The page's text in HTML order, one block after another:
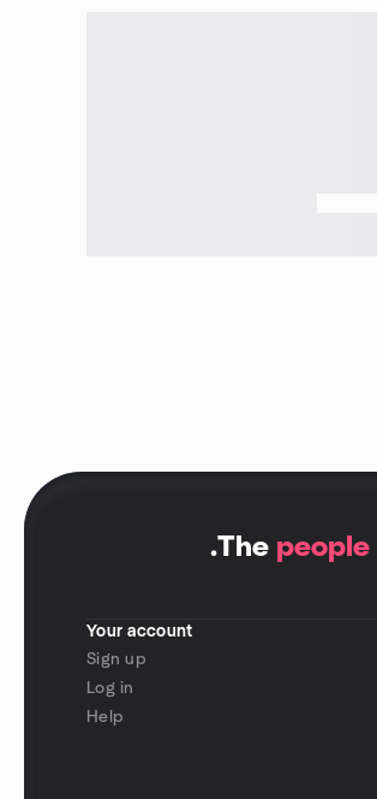
.The people
Your account
Sign up
Log in
Help